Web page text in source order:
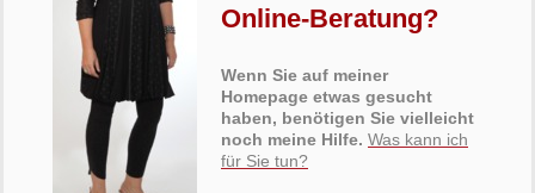
Online-Beratung?
Wenn Sie auf meiner
Homepage etwas gesucht
haben, benötigen Sie vielleicht
noch meine Hilfe. Was kann ich
für Sie tun?